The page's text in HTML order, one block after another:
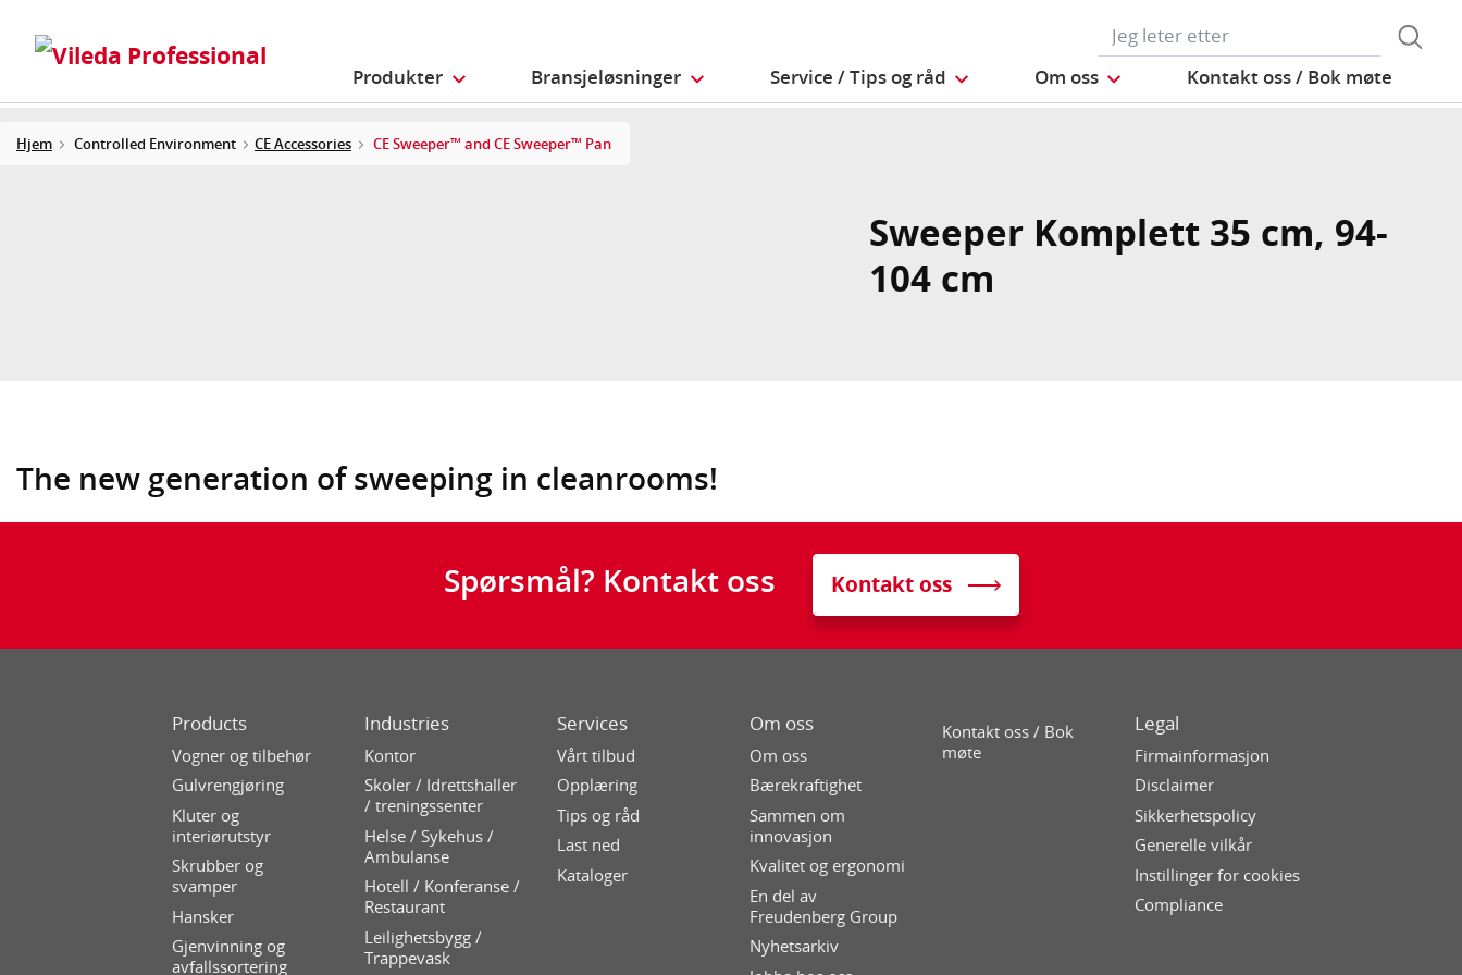
Produkter Bransjeløsninger Service / Tips og råd Om oss Kontakt oss / Bok møte
Hjem Controlled Environment CE Accessories CE Sweeper™ and CE Sweeper™ Pan
Sweeper Komplett 35 cm, 94-
104 cm
The new generation of sweeping in cleanrooms!
Spørsmål? Kontakt oss Kontakt oss
Products
Vogner og tilbehør
Gulvrengjøring
Kluter og
interiørutstyr
Skrubber og
svamper
Hansker
Gjenvinning og
avfallssortering
Industries
Kontor
Skoler / Idrettshaller
/ treningssenter
Helse / Sykehus /
Ambulanse
Hotell / Konferanse /
Restaurant
Leilighetsbygg /
Trappevask
Services
Vårt tilbud
Opplæring
Tips og råd
Last ned
Kataloger
Om oss
Om oss
Bærekraftighet
Sammen om
innovasjon
Kvalitet og ergonomi
En del av
Freudenberg Group
Nyhetsarkiv
Kontakt oss / Bok
møte
Legal
Firmainformasjon
Disclaimer
Sikkerhetspolicy
Generelle vilkår
Instillinger for cookies
Compliance